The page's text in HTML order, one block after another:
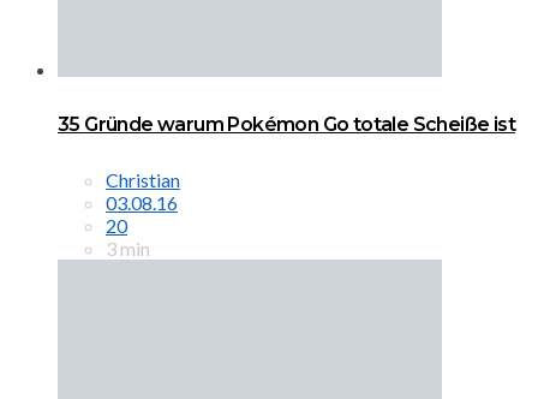
35 Gründe warum Pokémon Go totale Scheiße ist
Christian
03.08.16
20
3 min